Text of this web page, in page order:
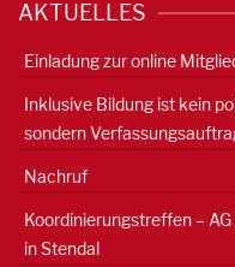
AKTUELLES
Einladung zur online
Inklusive Bildung ist kein
sondern
Nachruf
Koordinierungstreffen –
in Stendal